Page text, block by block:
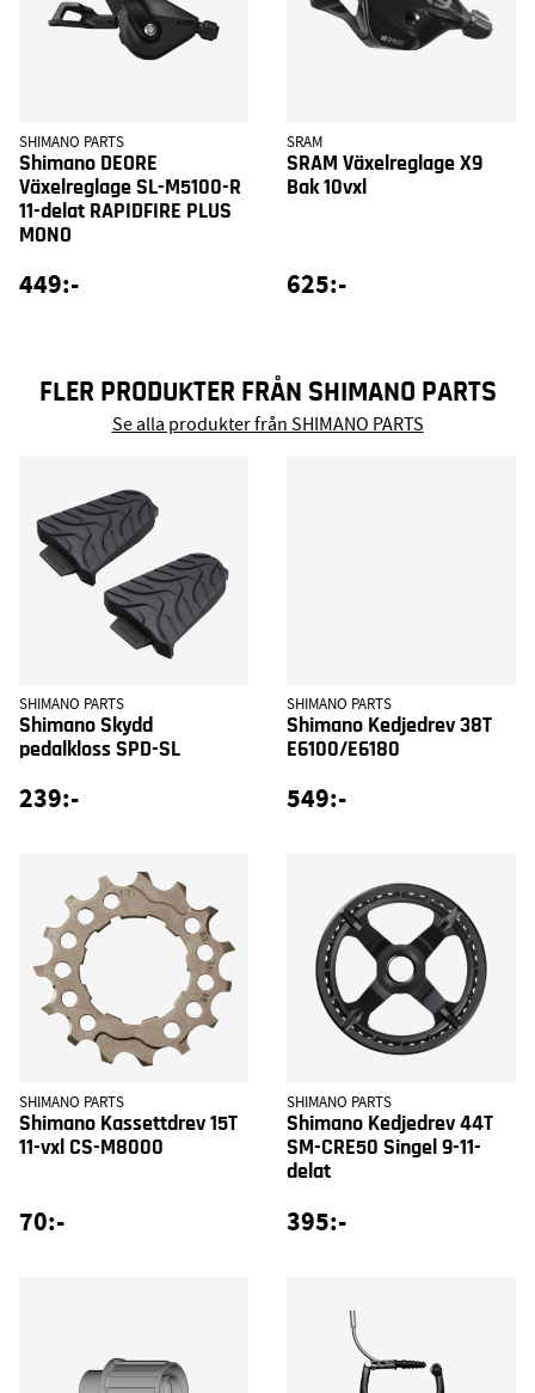
SHIMANO PARTS
Shimano DEORE
Växelreglage SL-M5100-R
11-delat RAPIDFIRE PLUS
MONO
449:-
SRAM
SRAM Växelreglage X9
Bak 10vxl
625:-
FLER PRODUKTER FRÅN SHIMANO PARTS
Se alla produkter från SHIMANO PARTS
SHIMANO PARTS
Shimano Skydd
pedalkloss SPD-SL
239:-
SHIMANO PARTS
Shimano Kedjedrev 38T
E6100/E6180
549:-
SHIMANO PARTS
Shimano Kassettdrev 15T
11-vxl CS-M8000
70:-
SHIMANO PARTS
Shimano Kedjedrev 44T
SM-CRE50 Singel 9-11-
delat
395:-